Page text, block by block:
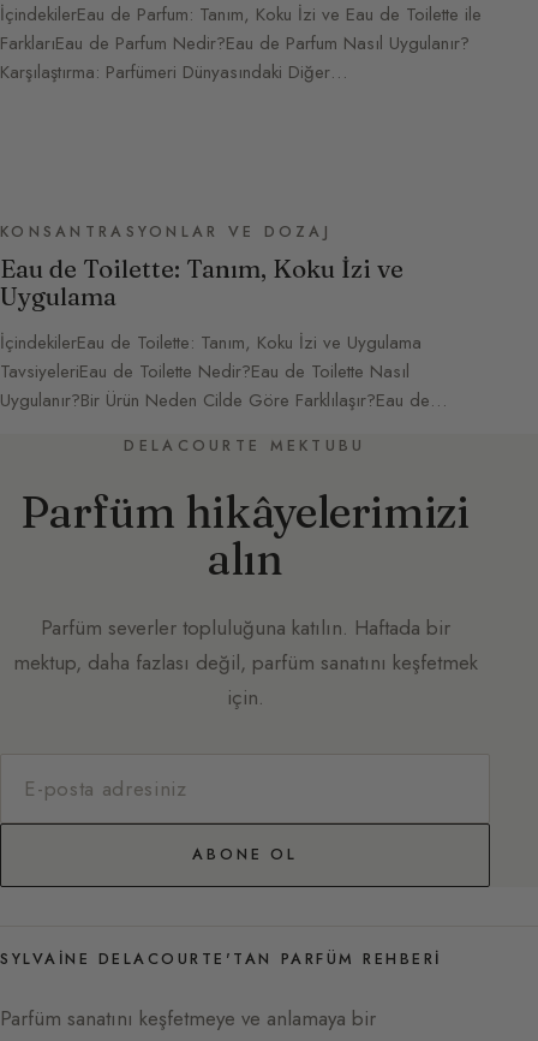
İçindekilerEau de Parfum: Tanım, Koku İzi ve Eau de Toilette ile
FarklarıEau de Parfum Nedir?Eau de Parfum Nasıl Uygulanır?
Karşılaştırma: Parfümeri Dünyasındaki Diğer…
KONSANTRASYONLAR VE DOZAJ
Eau de Toilette: Tanım, Koku İzi ve
Uygulama
İçindekilerEau de Toilette: Tanım, Koku İzi ve Uygulama
TavsiyeleriEau de Toilette Nedir?Eau de Toilette Nasıl
Uygulanır?Bir Ürün Neden Cilde Göre Farklılaşır?Eau de…
DELACOURTE MEKTUBU
Parfüm hikâyelerimizi
alın
Parfüm severler topluluğuna katılın. Haftada bir
mektup, daha fazlası değil, parfüm sanatını keşfetmek
için.
ABONE OL
SYLVAINE DELACOURTE'TAN PARFÜM REHBERI
Parfüm sanatını keşfetmeye ve anlamaya bir